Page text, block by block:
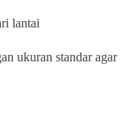
lantai
ukuran standar agar